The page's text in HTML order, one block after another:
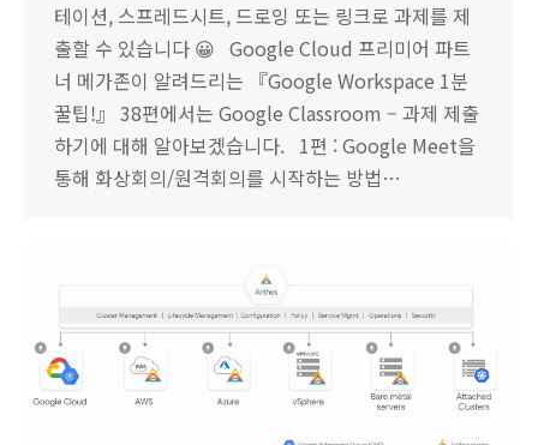
테이션, 스프레드시트, 드로잉 또는 링크로 과제를 제
출할 수 있습니다 😀 Google Cloud 프리미어 파트
너 메가존이 알려드리는 『Google Workspace 1분
꿀팁!』 38편에서는 Google Classroom – 과제 제출
하기에 대해 알아보겠습니다. 1편 : Google Meet을
통해 화상회의/원격회의를 시작하는 방법…